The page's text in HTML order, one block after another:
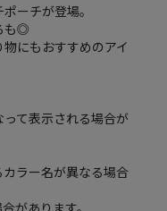
ーチが登場。
も◎
にもおすすめのアイ
て表示される場合が
ラー名が異なる場合
があります。